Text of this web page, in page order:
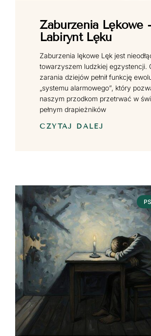
Zaburzenia Lękowe
Labirynt Lęku
Zaburzenia lękowe Lęk jest
towarzyszem ludzkiej egzystencji.
zarania dziejów pełnił funkcję
„systemu alarmowego”, który
naszym przodkom przetrwać w
pełnym drapieżników
CZYTAJ DALEJ